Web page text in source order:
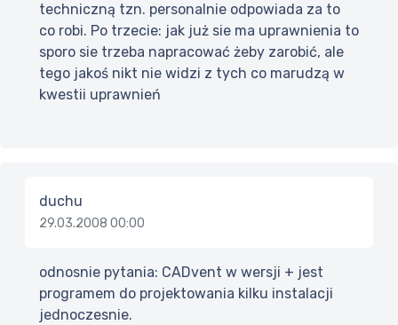
techniczną tzn. personalnie odpowiada za to
co robi. Po trzecie: jak już sie ma uprawnienia to
sporo sie trzeba napracować żeby zarobić, ale
tego jakoś nikt nie widzi z tych co marudzą w
kwestii uprawnień
duchu
29.03.2008 00:00
odnosnie pytania: CADvent w wersji + jest
programem do projektowania kilku instalacji
jednoczesnie.